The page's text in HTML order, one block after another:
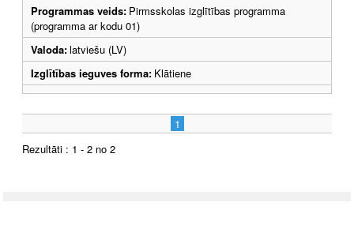
Programmas veids: Pirmsskolas izglītības programma
(programma ar kodu 01)
Valoda:latviešu (LV)
Izglītības ieguves forma: Klātiene
1
Rezultāti : 1 - 2 no 2